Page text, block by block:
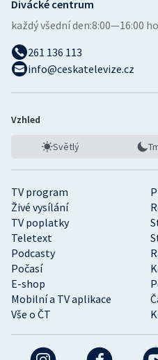
TV program
Živé vysílání
TV poplatky
Teletext
Podcasty
Počasí
E-shop
Mobilní a TV aplikace
Vše o ČT
Divácké centrum
každý všední den:8:00—16:00
261 136 113
info@ceskatelevize.cz
Vzhled
Světlý